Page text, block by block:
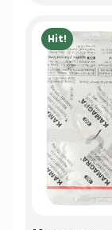
Hit!